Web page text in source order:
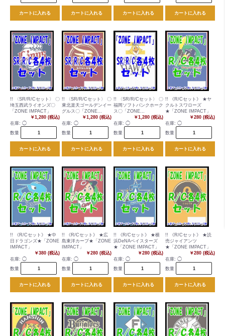
カートに入れる カートに入れる カートに入れる カートに入れる
!! 〈SR/R/Cセット〉 〇
埼玉西武ライオンズ〇
「ZONE IMPACT」
￥1,280 (税込)
在庫: ◯
数量
カートに入れる
!! 〈SR/R/Cセット〉 〇
東北楽天ゴールデンイー
グルス〇「ZONE
IMPACT」￥1,280 (税込)
在庫: ◯
数量
カートに入れる
!! 〈SR/R/Cセット〉 〇
福岡ソフトバンクホーク
ス〇「ZONE
IMPACT」￥1,280 (税込)
在庫: ◯
数量
カートに入れる
!! 《R/Cセット》 ★ヤ
クルトスワローズ
★「ZONE IMPACT」
￥280 (税込)
在庫: ◯
数量
カートに入れる
!! 《R/Cセット》 ★中
日ドラゴンズ★「ZONE
IMPACT」
￥380 (税込)
在庫: ◯
数量
カートに入れる
!! 《R/Cセット》 ★広
島東洋カープ★「ZONE
IMPACT」
￥280 (税込)
在庫: ◯
数量
カートに入れる
!! 《R/Cセット》 ★横
浜DeNAベイスターズ
★「ZONE IMPACT」
￥280 (税込)
在庫: ◯
数量
カートに入れる
!! 《R/Cセット》 ★読
売ジャイアンツ
★「ZONE IMPACT」
￥280 (税込)
在庫: ◯
数量
カートに入れる